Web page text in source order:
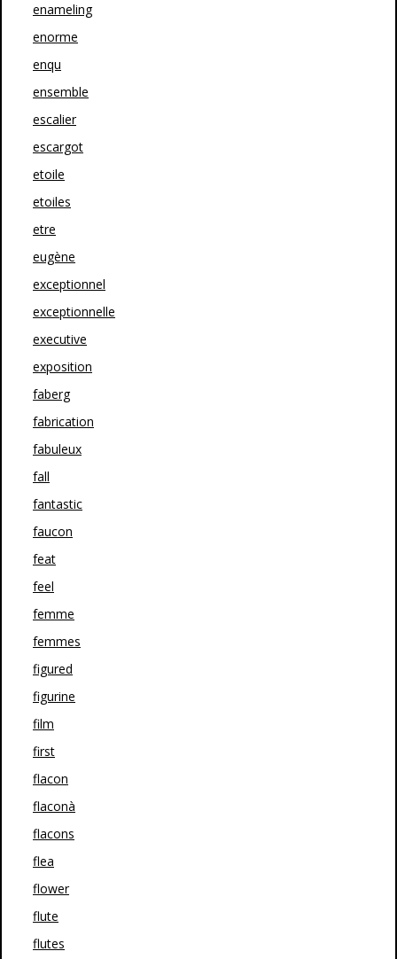
enameling
enorme
enqu
ensemble
escalier
escargot
etoile
etoiles
etre
eugène
exceptionnel
exceptionnelle
executive
exposition
faberg
fabrication
fabuleux
fall
fantastic
faucon
feat
feel
femme
femmes
figured
figurine
film
first
flacon
flaconà
flacons
flea
flower
flute
flutes